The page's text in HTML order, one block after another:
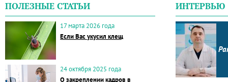
ПОЛЕЗНЫЕ СТАТЬИ
17 марта 2026 года
Если Вас укусил клещ
24 октября 2025 года
О закреплении кадров в
ИНТЕРВЬЮ